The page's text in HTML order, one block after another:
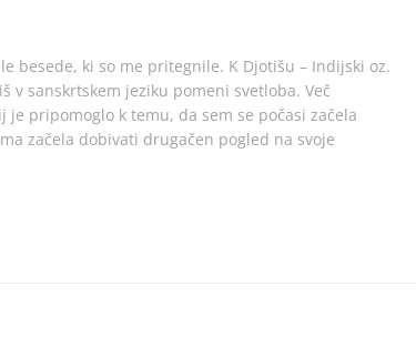
besede, ki so me pritegnile. K Djotišu – Indijski oz.
v sanskrtskem jeziku pomeni svetloba. Več
je pripomoglo k temu, da sem se počasi začela
začela dobivati drugačen pogled na svoje